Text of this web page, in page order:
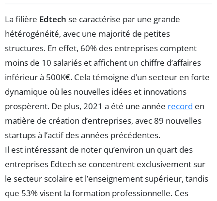
La filière Edtech se caractérise par une grande
hétérogénéité, avec une majorité de petites
structures. En effet, 60% des entreprises comptent
moins de 10 salariés et affichent un chiffre d’affaires
inférieur à 500K€. Cela témoigne d’un secteur en forte
dynamique où les nouvelles idées et innovations
prospèrent. De plus, 2021 a été une année record en
matière de création d’entreprises, avec 89 nouvelles
startups à l’actif des années précédentes.
Il est intéressant de noter qu’environ un quart des
entreprises Edtech se concentrent exclusivement sur
le secteur scolaire et l’enseignement supérieur, tandis
que 53% visent la formation professionnelle. Ces